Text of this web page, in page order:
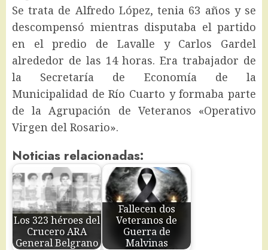
Se trata de Alfredo López, tenia 63 años y se
descompensó mientras disputaba el partido
en el predio de Lavalle y Carlos Gardel
alrededor de las 14 horas. Era trabajador de
la Secretaría de Economía de la
Municipalidad de Río Cuarto y formaba parte
de la Agrupación de Veteranos «Operativo
Virgen del Rosario».
Noticias relacionadas:
Los 323 héroes del
Crucero ARA
General Belgrano
Fallecen dos
Veteranos de
Guerra de
Malvinas